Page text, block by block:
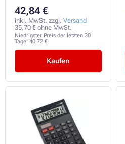
42,84 €
inkl. MwSt. zzgl. Versand
35,70 € ohne MwSt.
Niedrigster Preis der letzten 30
Tage: 40,72 €
Kaufen